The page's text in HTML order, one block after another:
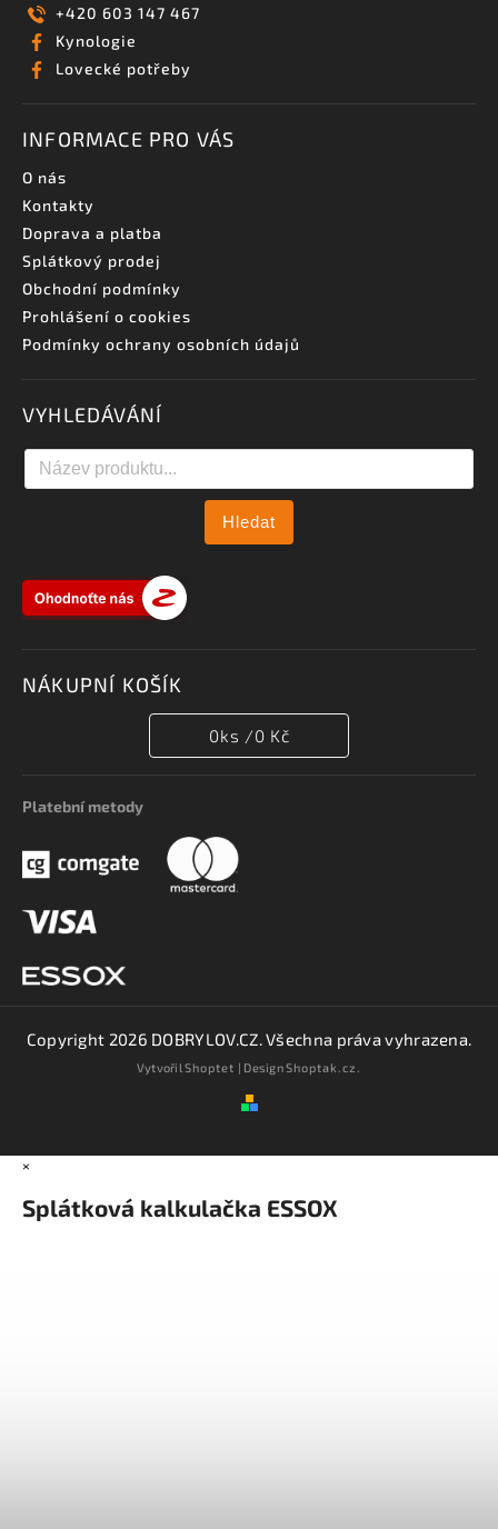
+420 603 147 467
Kynologie
Lovecké potřeby
INFORMACE PRO VÁS
O nás
Kontakty
Doprava a platba
Splátkový prodej
Obchodní podmínky
Prohlášení o cookies
Podmínky ochrany osobních údajů
VYHLEDÁVÁNÍ
Hledat
NÁKUPNÍ KOŠÍK
0ks /0 Kč
Platební metody
Copyright 2026 DOBRYLOV.CZ. Všechna práva vyhrazena.
VytvořilShoptet | DesignShoptak.cz.
×
Splátková kalkulačka ESSOX